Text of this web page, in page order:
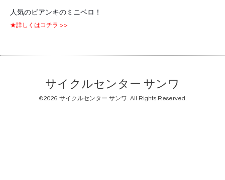
人気のビアンキのミニベロ！
★詳しくはコチラ >>
サイクルセンター サンワ
©2026 サイクルセンター サンワ. All Rights Reserved.